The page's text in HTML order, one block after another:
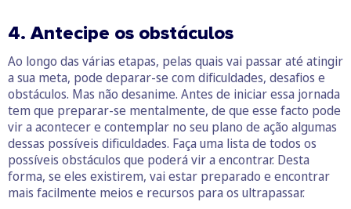
4. Antecipe os obstáculos
Ao longo das várias etapas, pelas quais vai passar até atingir
a sua meta, pode deparar-se com dificuldades, desafios e
obstáculos. Mas não desanime. Antes de iniciar essa jornada
tem que preparar-se mentalmente, de que esse facto pode
vir a acontecer e contemplar no seu plano de ação algumas
dessas possíveis dificuldades. Faça uma lista de todos os
possíveis obstáculos que poderá vir a encontrar. Desta
forma, se eles existirem, vai estar preparado e encontrar
mais facilmente meios e recursos para os ultrapassar.